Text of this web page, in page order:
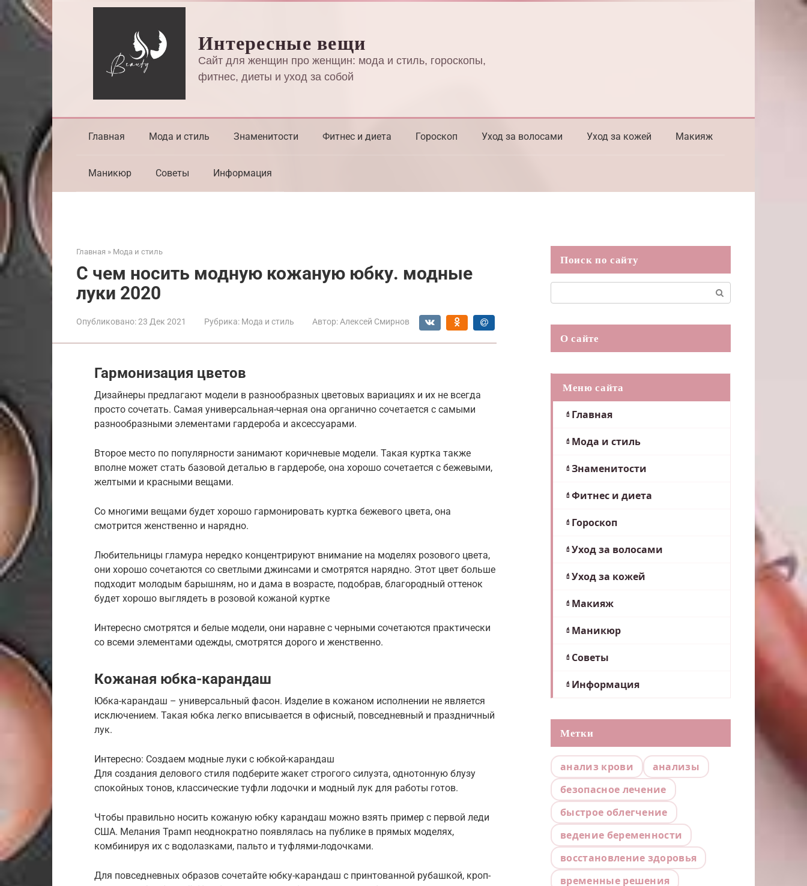
Перейти
к
контенту
Интересные вещи
Сайт для женщин про женщин: мода и стиль, гороскопы,
фитнес, диеты и уход за собой
Главная Мода и стиль Знаменитости Фитнес и диета Гороскоп Уход за волосами Уход за кожей Макияж
Маникюр Советы Информация
Главная » Мода и стиль
С чем носить модную кожаную юбку. модные
луки 2020
Опубликовано:23 Дек 2021 Рубрика: Мода и стиль Автор: Алексей Смирнов
Гармонизация цветов
Дизайнеры предлагают модели в разнообразных цветовых вариациях и их не всегда
просто сочетать. Самая универсальная-черная она органично сочетается с самыми
разнообразными элементами гардероба и аксессуарами.
Второе место по популярности занимают коричневые модели. Такая куртка также
вполне может стать базовой деталью в гардеробе, она хорошо сочетается с бежевыми,
желтыми и красными вещами.
Со многими вещами будет хорошо гармонировать куртка бежевого цвета, она
смотрится женственно и нарядно.
Любительницы гламура нередко концентрируют внимание на моделях розового цвета,
они хорошо сочетаются со светлыми джинсами и смотрятся нарядно. Этот цвет больше
подходит молодым барышням, но и дама в возрасте, подобрав, благородный оттенок
будет хорошо выглядеть в розовой кожаной куртке
Интересно смотрятся и белые модели, они наравне с черными сочетаются практически
со всеми элементами одежды, смотрятся дорого и женственно.
Кожаная юбка-карандаш
Юбка-карандаш – универсальный фасон. Изделие в кожаном исполнении не является
исключением. Такая юбка легко вписывается в офисный, повседневный и праздничный
лук.
Интересно: Создаем модные луки с юбкой-карандаш
Для создания делового стиля подберите жакет строгого силуэта, однотонную блузу
спокойных тонов, классические туфли лодочки и модный лук для работы готов.
Чтобы правильно носить кожаную юбку карандаш можно взять пример с первой леди
США. Мелания Трамп неоднократно появлялась на публике в прямых моделях,
комбинируя их с водолазками, пальто и туфлями-лодочками.
Для повседневных образов сочетайте юбку-карандаш с принтованной рубашкой, кроп-
Поиск по сайту
О сайте
Меню сайта
Главная
Мода и стиль
Знаменитости
Фитнес и диета
Гороскоп
Уход за волосами
Уход за кожей
Макияж
Маникюр
Советы
Информация
Метки
анализ крови
анализы
безопасное лечение
быстрое облегчение
ведение беременности
восстановление здоровья
временные решения